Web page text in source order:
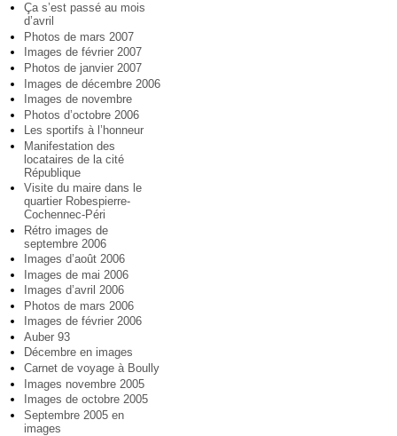
Ça s’est passé au mois
d’avril
Photos de mars 2007
Images de février 2007
Photos de janvier 2007
Images de décembre 2006
Images de novembre
Photos d’octobre 2006
Les sportifs à l’honneur
Manifestation des
locataires de la cité
République
Visite du maire dans le
quartier Robespierre-
Cochennec-Péri
Rétro images de
septembre 2006
Images d’août 2006
Images de mai 2006
Images d’avril 2006
Photos de mars 2006
Images de février 2006
Auber 93
Décembre en images
Carnet de voyage à Boully
Images novembre 2005
Images de octobre 2005
Septembre 2005 en
images